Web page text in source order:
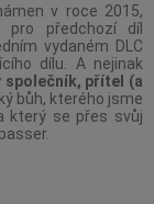
v roce 2015,
pro předchozí díl
vydaném DLC
dílu. A nejinak
společník, přítel (a
bůh, kterého jsme
který se přes svůj